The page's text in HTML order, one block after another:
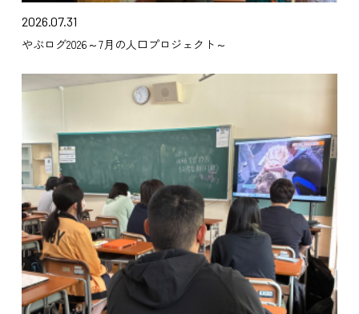
2026.07.31
やぶログ2026～7月の人口プロジェクト～